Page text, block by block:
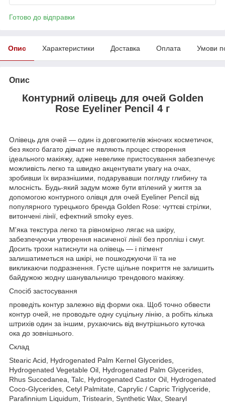
Готово до відправки
Опис Характеристики Доставка Оплата Умови
Опис
Контурний олівець для очей Golden
Rose Eyeliner Pencil 4 г
Олівець для очей — один із довгожителів жіночих косметичок,
без якого багато дівчат не являють процес створення
ідеального макіяжу, адже невелике пристосування забезпечує
можливість легко та швидко акцентувати увагу на очах,
зробивши їх виразнішими, подарувавши погляду глибину та
млосність. Будь-який задум може бути втілений у життя за
допомогою контурного олівця для очей Eyeliner Pencil від
популярного турецького бренда Golden Rose: чуттєві стрілки,
витончені лінії, ефектний smoky eyes.
М'яка текстура легко та рівномірно лягає на шкіру,
забезпечуючи утворення насиченої лінії без пропліш і смуг.
Досить трохи натиснути на олівець — і пігмент
залишатиметься на шкірі, не пошкоджуючи її та не
викликаючи подразнення. Густе щільне покриття не залишить
байдужою жодну шанувальницю трендового макіяжу.
Спосіб застосування
проведіть контур залежно від форми ока. Щоб точно обвести
контур очей, не проводьте одну суцільну лінію, а робіть кілька
штрихів один за іншим, рухаючись від внутрішнього куточка
ока до зовнішнього.
Склад
Stearic Acid, Hydrogenated Palm Kernel Glycerides,
Hydrogenated Vegetable Oil, Hydrogenated Palm Glycerides,
Rhus Succedanea, Talc, Hydrogenated Castor Oil, Hydrogenated
Coco-Glycerides, Cetyl Palmitate, Caprylic / Capric Triglyceride,
Parafinnium Liquidum, Tristearin, Synthetic Wax, Stearyl